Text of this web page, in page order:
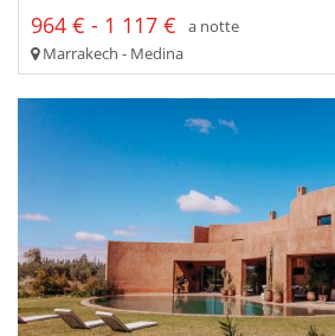
964 € - 1 117 €
a notte
Marrakech - Medina